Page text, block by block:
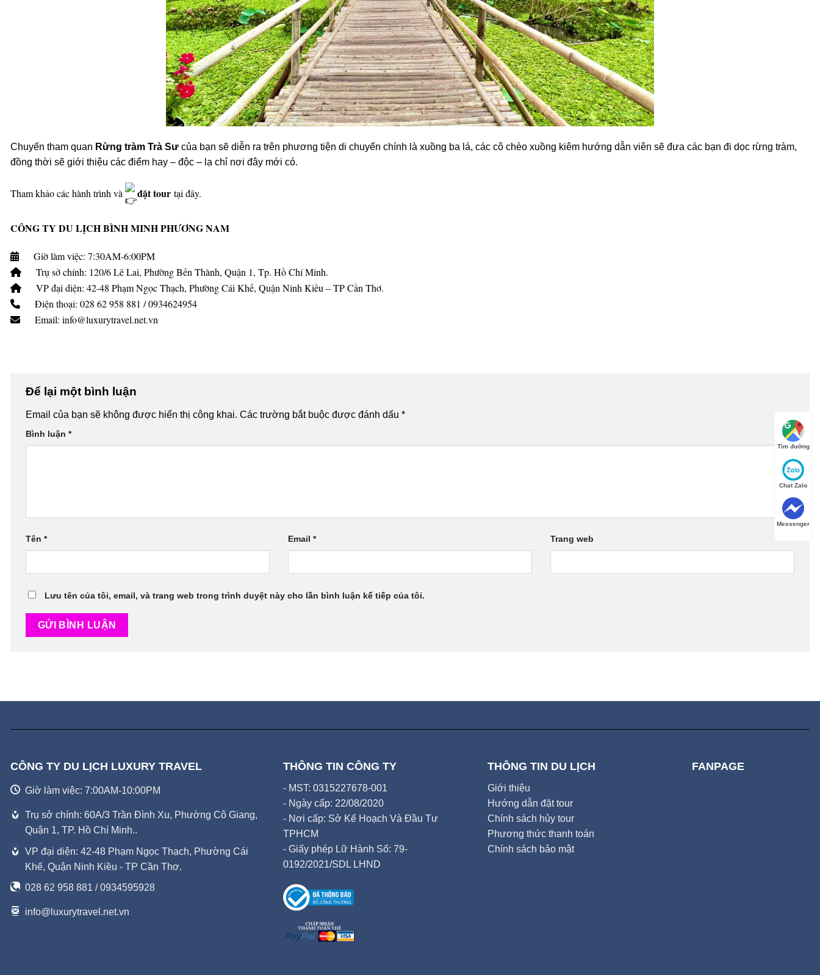
Chuyến tham quan Rừng tràm Trà Sư của bạn sẽ diễn ra trên phương tiện di chuyển chính là xuồng ba lá, các cô chèo xuồng kiêm hướng dẫn viên sẽ đưa các bạn đi dọc rừng tràm,
đồng thời sẽ giới thiệu các điểm hay – độc – lạ chỉ nơi đây mới có.
Tham khảo các hành trình và đặt tour tại đây.
CÔNG TY DU LỊCH BÌNH MINH PHƯƠNG NAM
Giờ làm việc: 7:30AM-6:00PM
Trụ sở chính: 120/6 Lê Lai, Phường Bến Thành, Quận 1, Tp. Hồ Chí Minh.
VP đại diện: 42-48 Phạm Ngọc Thạch, Phường Cái Khế, Quận Ninh Kiều – TP Cần Thơ.
Điện thoại: 028 62 958 881 / 0934624954
Email: info@luxurytravel.net.vn
Để lại một bình luận
Email của bạn sẽ không được hiển thị công khai. Các trường bắt buộc được đánh dấu *
Bình luận *
Tên * Email * Trang web
Lưu tên của tôi, email, và trang web trong trình duyệt này cho lần bình luận kế tiếp của tôi.
CÔNG TY DU LỊCH LUXURY TRAVEL
Giờ làm việc: 7:00AM-10:00PM
Trụ sở chính: 60A/3 Trần Đình Xu, Phường Cô Giang,
Quận 1, TP. Hồ Chí Minh..
VP đại diện: 42-48 Phạm Ngọc Thạch, Phường Cái
Khế, Quận Ninh Kiều - TP Cần Thơ.
028 62 958 881 / 0934595928
info@luxurytravel.net.vn
THÔNG TIN CÔNG TY
- MST: 0315227678-001
- Ngày cấp: 22/08/2020
- Nơi cấp: Sở Kế Hoạch Và Đầu Tư
TPHCM
- Giấy phép Lữ Hành Số: 79-
0192/2021/SDL LHND
THÔNG TIN DU LỊCH
Giới thiệu
Hướng dẫn đặt tour
Chính sách hủy tour
Phương thức thanh toán
Chính sách bảo mật
FANPAGE
Tìm đường
Chat Zalo
Messenger